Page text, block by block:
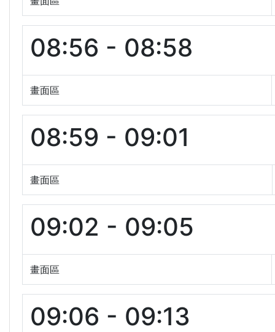
08:56 - 08:58
畫面區
08:59 - 09:01
畫面區
09:02 - 09:05
畫面區
09:06 - 09:13